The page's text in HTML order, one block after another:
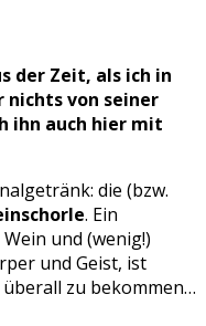
der Zeit, als ich in
nichts von seiner
ihn auch hier mit
die (bzw.
. Ein
und (wenig!)
und Geist, ist
zu bekommen…